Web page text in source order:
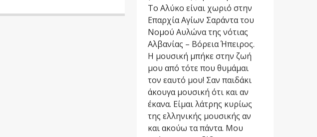
Αλύκο όπως με φωνάζουν
όσοι με γνωρίζουν και
πραγματικά το διασκεδάζω
αυτό το λογοπαίγνιο. Αγαπάω
το χωρίο μου, όπου πέρασα
τα παιδικά μου καλοκαίρια
και έχω πολύ όμορφες
αναμνήσεις .
Το Αλύκο είναι χωριό στην
Επαρχία Αγίων Σαράντα του
Νομού Αυλώνα της νότιας
Αλβανίας – Βόρεια Ήπειρος.
Η μουσική μπήκε στην ζωή
μου από τότε που θυμάμαι
τον εαυτό μου! Σαν παιδάκι
άκουγα μουσική ότι και αν
έκανα. Είμαι λάτρης κυρίως
της ελληνικής μουσικής αν
και ακούω τα πάντα. Μου